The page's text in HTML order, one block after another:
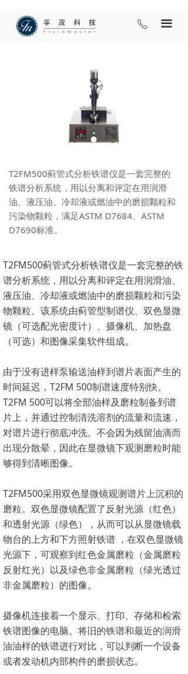
ꂅ 끀
T2FM500蓟管式分析铁谱仪是一套完整的
铁谱分析系统，用以分离和评定在用润滑
油、液压油、冷却液或燃油中的磨损颗粒和
污染物颗粒，满足ASTM D7684、ASTM
D7690标准。
T2FM500蓟管式分析铁谱仪是一套完整的铁
谱分析系统，用以分离和评定在用润滑油、
液压油、冷却液或燃油中的磨损颗粒和污染
物颗粒。该系统由蓟管型制谱仪、双色显微
镜（可选配光密度计）、摄像机、加热盘
（可选）和图像采集软件组成。
由于没有进样泵输送油样到谱片表面产生的
时间延迟，T2FM 500制谱速度特别快。
T2FM 500可以将全部油样及磨粒制备到谱
片上，并通过控制清洗溶剂的流量和流速，
对谱片进行彻底冲洗。不会因为残留油滴而
出现分散晕，因此在显微镜下观测磨粒时能
够得到清晰图像。
T2FM500采用双色显微镜观测谱片上沉积的
磨粒。双色显微镜配置了反射光源（红色）
和透射光源（绿色），从而可以从显微镜载
物台的上方和下方照射铁谱 ，在双色显微镜
光源下，可观察到红色金属磨粒（金属磨粒
反射红光）以及绿色非金属磨粒（绿光透过
非金属磨粒）的图像。
摄像机连接着一个显示、打印、存储和检索
铁谱图像的电脑。将旧的铁谱和最近的润滑
油油样的铁谱进行对比，可以判断一个设备
或者发动机内部构件的磨损状态。